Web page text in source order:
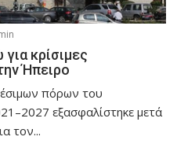
κρίσιμες
Ήπειρο
πόρων του
εξασφαλίστηκε μετά
τον...